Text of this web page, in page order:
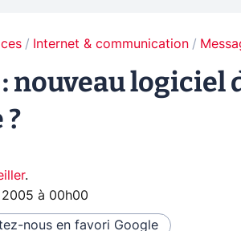
Internet & communication
nouveau logiciel
.
à 00h00
nous en favori Google